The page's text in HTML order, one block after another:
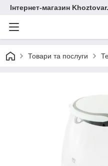
Інтернет-магазин
Товари та послуги